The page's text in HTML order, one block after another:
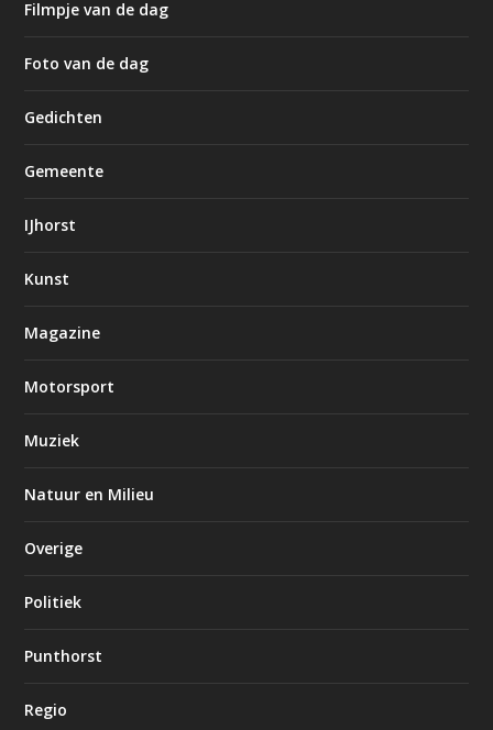
Filmpje van de dag
Foto van de dag
Gedichten
Gemeente
IJhorst
Kunst
Magazine
Motorsport
Muziek
Natuur en Milieu
Overige
Politiek
Punthorst
Regio